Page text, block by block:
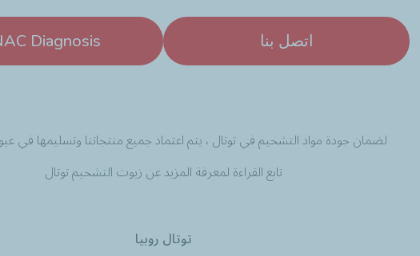
اتصل بنا Diagnosis
لضمان جودة مواد التشحيم في توتال ، يتم اعتماد جميع منتجاتنا وتسليمها في
تابع القراءة لمعرفة المزيد عن زيوت التشحيم توتال
توتال روبيا